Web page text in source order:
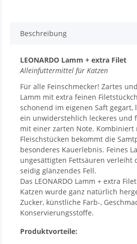
Beschreibung
LEONARDO Lamm + extra Filet
Alleinfuttermittel für Katzen
Für alle Feinschmecker! Zartes
Lamm mit extra feinen
schonend im eigenen Saft gegart,
ein unwiderstehlich leckeres und
mit einer zarten Note. Kombiniert
Fleischstücken bekommt die
besonderes Kauerlebnis. Feines
ungesättigten Fettsäuren verleiht
seidig glänzendes Fell.
Das LEONARDO Lamm + extra
Katzen wurde ganz natürlich
Zucker, künstliche Farb-,
Konservierungsstoffe.
Produktvorteile: